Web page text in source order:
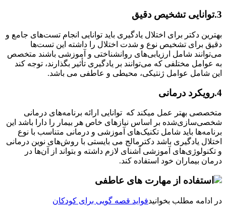
3.توانایی تشخیص دقیق
بهترین دکتر برای اختلال یادگیری باید توانایی انجام تست‌های جامع و
دقیق برای تشخیص نوع و شدت اختلال را داشته این تست‌ها
می‌توانند شامل ارزیابی‌های روانشناختی و آموزشی باشند متخصص
به عوامل مختلفی که می‌توانند بر یادگیری تأثیر بگذارند، توجه کند
این شامل عوامل ژنتیکی، محیطی و عاطفی می باشد.
4.رویکرد درمانی
متخصصی بهتر عمل میکند که توانایی ارائه برنامه‌های درمانی
شخصی‌سازی‌شده بر اساس نیازهای خاص هر بیمار را دارا باشد این
برنامه‌ها باید شامل تکنیک‌های آموزشی و درمانی متناسب با نوع
اختلال یادگیری باشد دکترمالج می بایستی با روش‌های نوین درمانی
و تکنولوژی‌های آموزشی آشنای لازم داشته و بتواند از آن‌ها در
درمان بیماران خود استفاده کند.
در ادامه مطلب بخوانیدفواید قصه گویی برای کودکان